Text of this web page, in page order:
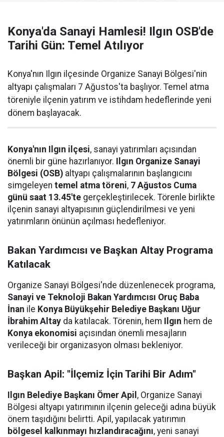
Konya'da Sanayi Hamlesi! Ilgın OSB'de
Tarihi Gün: Temel Atılıyor
Konya'nın Ilgın ilçesinde Organize Sanayi Bölgesi'nin
altyapı çalışmaları 7 Ağustos'ta başlıyor. Temel atma
töreniyle ilçenin yatırım ve istihdam hedeflerinde yeni
dönem başlayacak.
Konya'nın Ilgın ilçesi, sanayi yatırımları açısından
önemli bir güne hazırlanıyor. Ilgın Organize Sanayi
Bölgesi (OSB) altyapı çalışmalarının başlangıcını
simgeleyen temel atma töreni, 7 Ağustos Cuma
günü saat 13.45'te gerçekleştirilecek. Törenle birlikte
ilçenin sanayi altyapısının güçlendirilmesi ve yeni
yatırımların önünün açılması hedefleniyor.
Bakan Yardımcısı ve Başkan Altay Programa
Katılacak
Organize Sanayi Bölgesi'nde düzenlenecek programa,
Sanayi ve Teknoloji Bakan Yardımcısı Oruç Baba
İnan ile Konya Büyükşehir Belediye Başkanı Uğur
İbrahim Altay da katılacak. Törenin, hem Ilgın hem de
Konya ekonomisi açısından önemli mesajların
verileceği bir organizasyon olması bekleniyor.
Başkan Apil: "İlçemiz İçin Tarihi Bir Adım"
Ilgın Belediye Başkanı Ömer Apil , Organize Sanayi
Bölgesi altyapı yatırımının ilçenin geleceği adına büyük
önem taşıdığını belirtti. Apil, yapılacak yatırımın
bölgesel kalkınmayı hızlandıracağını, yeni sanayi